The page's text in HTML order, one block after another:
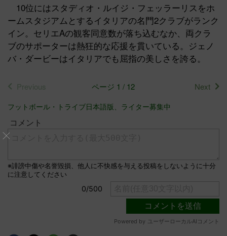
10位にはスタディオ・ルイジ・フェッラーリスをホ
ームスタジアムとするイタリアの名門2クラブがランク
イン。セリエAの観客同意数が落ち込むなか、両クラ
ブのサポーターは熱狂的な応援を貫いている。ジェノ
バ・ダービーはイタリアでも屈指の美しさを誇る。
Previous ページ 1 / 12
Next
フットボール・トライブ日本語版、ライター募集中